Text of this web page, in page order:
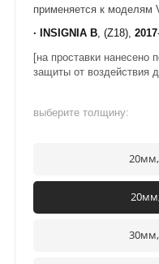
применяется к моделям
· INSIGNIA B , (Z18), 2017
[на проставки нанесено
защиты от воздействия
выберите толщину: